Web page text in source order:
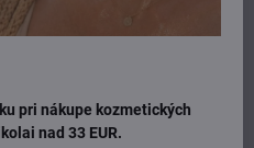
25 €
pri nákupe kozmetických
nad 33 EUR.